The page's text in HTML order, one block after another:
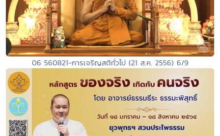
06 560821-การเจริญสติทั่วไป (21 ส.ค. 2556) 6/9